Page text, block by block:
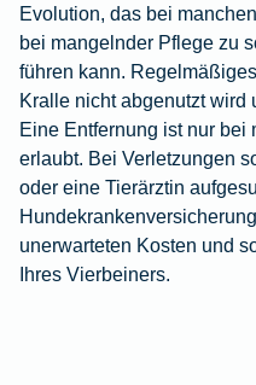
Evolution, das bei
bei mangelnder Pflege zu
führen kann.
Kralle nicht abgenutzt wird
Eine Entfernung ist nur
erlaubt. Bei Verletzungen
oder eine Tierärztin
Hundekrankenversicherung
unerwarteten Kosten und
Ihres Vierbeiners.